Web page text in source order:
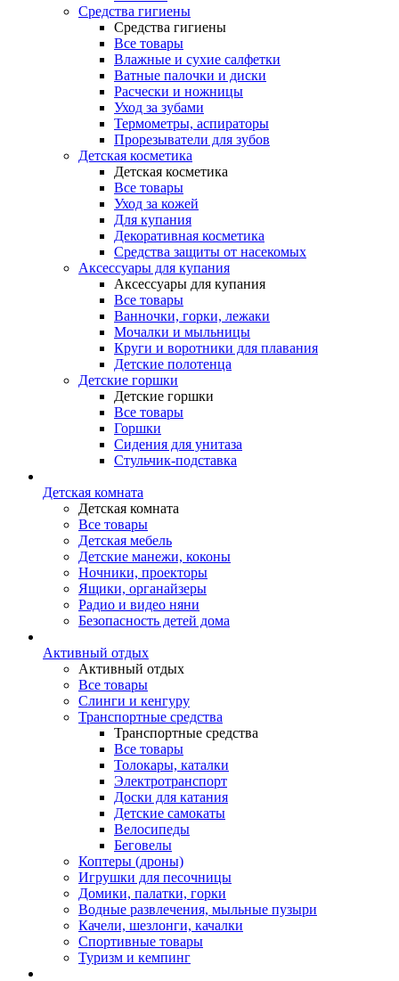
Средства гигиены
Средства гигиены
Все товары
Влажные и сухие салфетки
Ватные палочки и диски
Расчески и ножницы
Уход за зубами
Термометры, аспираторы
Прорезыватели для зубов
Детская косметика
Детская косметика
Все товары
Уход за кожей
Для купания
Декоративная косметика
Средства защиты от насекомых
Аксессуары для купания
Аксессуары для купания
Все товары
Ванночки, горки, лежаки
Мочалки и мыльницы
Круги и воротники для плавания
Детские полотенца
Детские горшки
Детские горшки
Все товары
Горшки
Сидения для унитаза
Стульчик-подставка
Детская комната
Детская комната
Все товары
Детская мебель
Детские манежи, коконы
Ночники, проекторы
Ящики, органайзеры
Радио и видео няни
Безопасность детей дома
Активный отдых
Активный отдых
Все товары
Слинги и кенгуру
Транспортные средства
Транспортные средства
Все товары
Толокары, каталки
Электротранспорт
Доски для катания
Детские самокаты
Велосипеды
Беговелы
Коптеры (дроны)
Игрушки для песочницы
Домики, палатки, горки
Водные развлечения, мыльные пузыри
Качели, шезлонги, качалки
Спортивные товары
Туризм и кемпинг